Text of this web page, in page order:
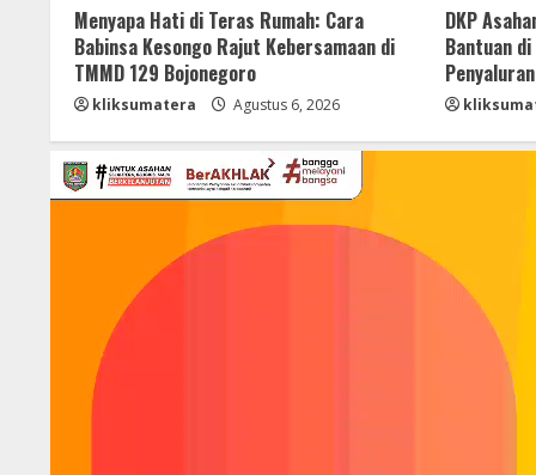
Menyapa Hati di Teras Rumah: Cara
Babinsa Kesongo Rajut Kebersamaan di
TMMD 129 Bojonegoro
kliksumatera Agustus 6, 2026
DKP
Bantuan
Pemutar
Video